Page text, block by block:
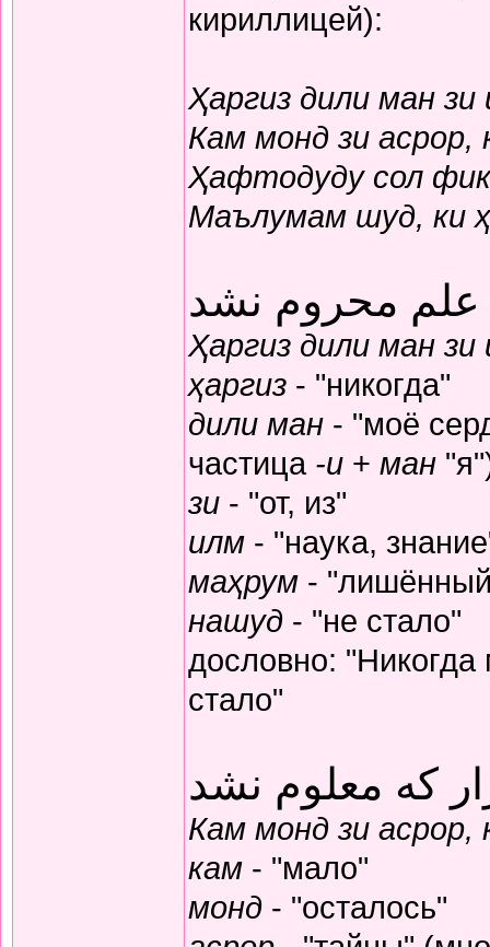
кириллицей):
Ҳаргиз дили ман
Кам монд зи
Ҳафтодуду сол
Маълумам шуд, ки
محروم نشد
Ҳаргиз дили ман
ҳаргиз - "никогда"
дили ман - "моё
частица -и + ман
зи - "от, из"
илм - "наука,
маҳрум -
нашуд - "не стало"
дословно:
стало"
که معلوم نشد
Кам монд зи
кам - "мало"
монд - "осталось"